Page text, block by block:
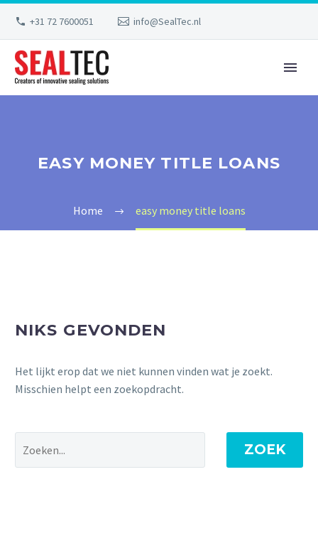
+31 72 7600051 info@SealTec.nl
EASY MONEY TITLE LOANS
Home easy money title loans
NIKS GEVONDEN
Het lijkt erop dat we niet kunnen vinden wat je zoekt.
Misschien helpt een zoekopdracht.
ZOEK